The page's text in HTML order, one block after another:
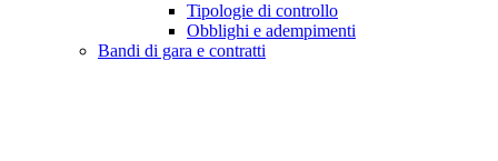
Tipologie di controllo
Obblighi e adempimenti
Bandi di gara e contratti